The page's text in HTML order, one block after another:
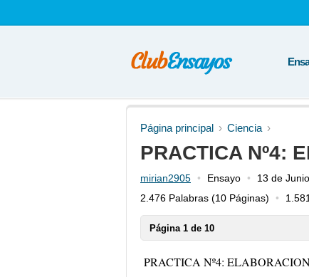
Página principal Ciencia
PRACTICA Nº4:
mirian2905 Ensayo
13 de
2.476 Palabras (10 Páginas)
Página 1 de 10
PRACTICA Nº4: